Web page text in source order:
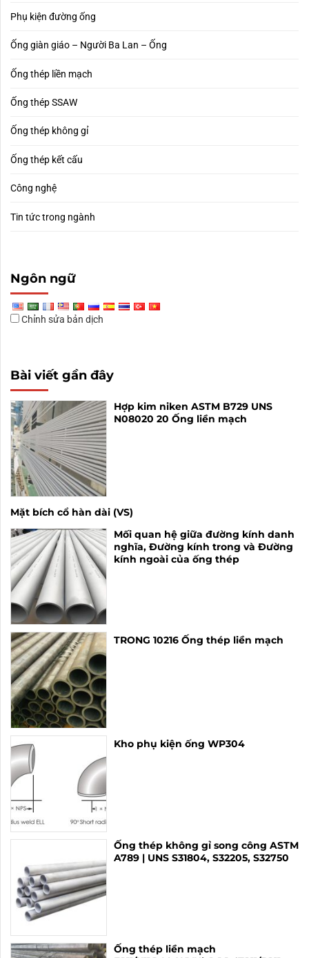
Phụ kiện đường ống
Ống giàn giáo – Người Ba Lan – Ống
Ống thép liền mạch
Ống thép SSAW
Ống thép không gỉ
Ống thép kết cấu
Công nghệ
Tin tức trong ngành
Ngôn ngữ
Chỉnh sửa bản dịch
Bài viết gần đây
Hợp kim niken ASTM B729 UNS
N08020 20 Ống liền mạch
Mặt bích cổ hàn dài (VS)
Mối quan hệ giữa đường kính danh
nghĩa, Đường kính trong và Đường
kính ngoài của ống thép
TRONG 10216 Ống thép liền mạch
Kho phụ kiện ống WP304
Ống thép không gỉ song công ASTM
A789 | UNS S31804, S32205, S32750
Ống thép liền mạch